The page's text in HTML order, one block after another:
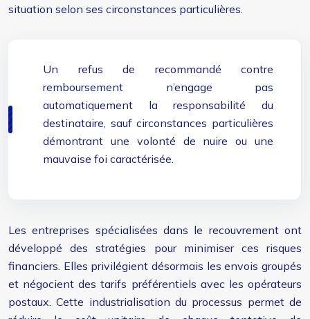
situation selon ses circonstances particulières.
Un refus de recommandé contre
remboursement n’engage pas
automatiquement la responsabilité du
destinataire, sauf circonstances particulières
démontrant une volonté de nuire ou une
mauvaise foi caractérisée.
Les entreprises spécialisées dans le recouvrement ont
développé des stratégies pour minimiser ces risques
financiers. Elles privilégient désormais les envois groupés
et négocient des tarifs préférentiels avec les opérateurs
postaux. Cette industrialisation du processus permet de